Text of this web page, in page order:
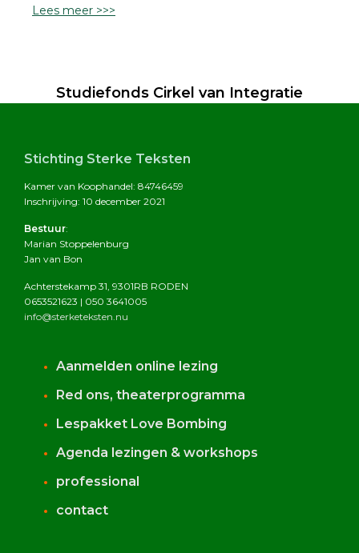
Lees meer >>>
Studiefonds Cirkel van Integratie
Footer
Stichting Sterke Teksten
Kamer van Koophandel: 84746459
Inschrijving: 10 december 2021
Bestuur:
Marian Stoppelenburg
Jan van Bon
Achterstekamp 31, 9301RB RODEN
0653521623 | 050 3641005
info@sterketeksten.nu
Aanmelden online lezing
Red ons, theaterprogramma
Lespakket Love Bombing
Agenda lezingen & workshops
professional
contact